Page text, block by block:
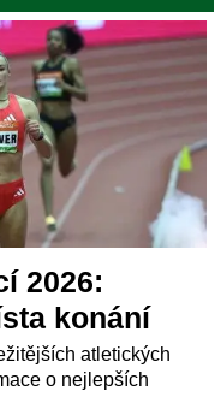
2026:
konání
atletických
o nejlepších